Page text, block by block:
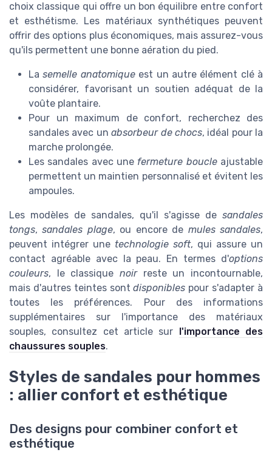
choix classique qui offre un bon équilibre entre confort
et esthétisme. Les matériaux synthétiques peuvent
offrir des options plus économiques, mais assurez-vous
qu'ils permettent une bonne aération du pied.
Lasemelle anatomiqueest un autre élément clé à
considérer, favorisant un soutien adéquat de la
voûte plantaire.
Pour un maximum de confort, recherchez des
sandales avec unabsorbeur de chocs, idéal pour la
marche prolongée.
Les sandales avec une fermeture boucleajustable
permettent un maintien personnalisé et évitent les
ampoules.
Les modèles de sandales, qu'il s'agisse de sandales
tongs,sandales plage, ou encore de mules sandales,
peuvent intégrer une technologie soft, qui assure un
contact agréable avec la peau. En termes d'options
couleurs, le classique noirreste un incontournable,
mais d'autres teintes sontdisponibles pour s'adapter à
toutes les préférences. Pour des informations
supplémentaires sur l'importance des matériaux
souples, consultez cet article sur
l'importance des
chaussures souples.
Styles de sandales pour hommes
: allier confort et esthétique
Des designs pour combiner confort et
esthétique